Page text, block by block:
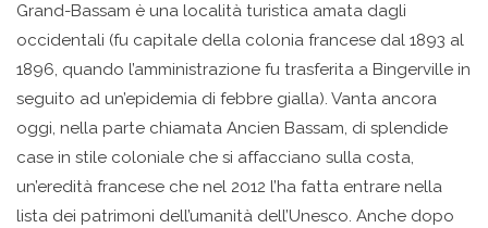
Grand-Bassam è una località turistica amata dagli
occidentali (fu capitale della colonia francese dal 1893 al
1896, quando l’amministrazione fu trasferita a Bingerville in
seguito ad un’epidemia di febbre gialla). Vanta ancora
oggi, nella parte chiamata Ancien Bassam, di splendide
case in stile coloniale che si affacciano sulla costa,
un’eredità francese che nel 2012 l’ha fatta entrare nella
lista dei patrimoni dell’umanità dell’Unesco. Anche dopo